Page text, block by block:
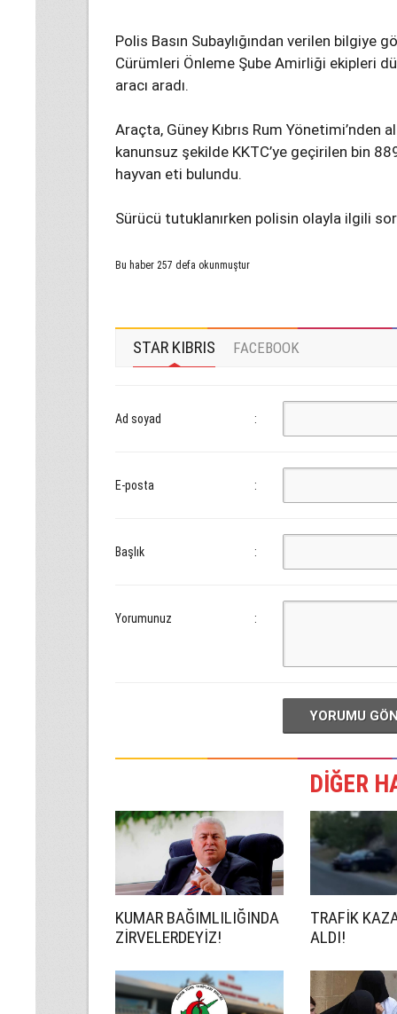
Polis Basın Subaylığından verilen bilgiye
Cürümleri Önleme Şube Amirliği ekipleri
aracı aradı.
Araçta, Güney Kıbrıs Rum Yönetimi’nden
kanunsuz şekilde KKTC’ye geçirilen bin
hayvan eti bulundu.
Sürücü tutuklanırken polisin olayla ilgili
Bu haber 257 defa okunmuştur
STAR KIBRIS FACEBOOK
Ad soyad :
E-posta :
Başlık :
Yorumunuz :
YORUMU
DİĞER
KUMAR BAĞIMLILIĞINDA
ZİRVELERDEYİZ!
TRAFİK
ALDI!